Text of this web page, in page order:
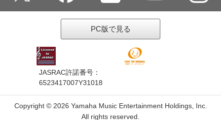
PC版で見る
JASRAC許諾番号：
6523417007Y31018
Copyright © 2026 Yamaha Music Entertainment Holdings, Inc.
All rights reserved.